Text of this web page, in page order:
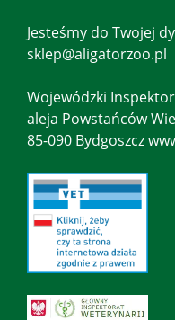
Jesteśmy do Twojej
sklep@aligatorzoo.pl
Wojewódzki
aleja Powstańców
85-090 Bydgoszcz